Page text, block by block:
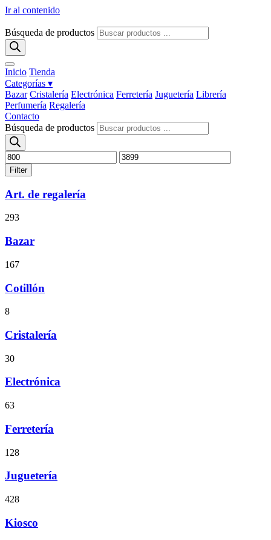
Ir al contenido
Búsqueda de productos
Inicio Tienda
Categorías ▾
Bazar Cristalería Electrónica Ferretería Juguetería Librería
Perfumería Regalería
Contacto
Búsqueda de productos
Filter
Art. de regalería
293
Bazar
167
Cotillón
8
Cristalería
30
Electrónica
63
Ferretería
128
Juguetería
428
Kiosco